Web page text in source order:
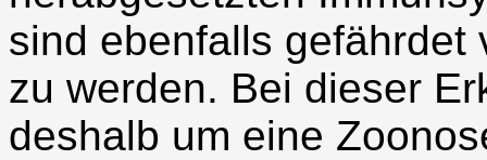
sind ebenfalls gefährdet
zu werden. Bei dieser
deshalb um eine